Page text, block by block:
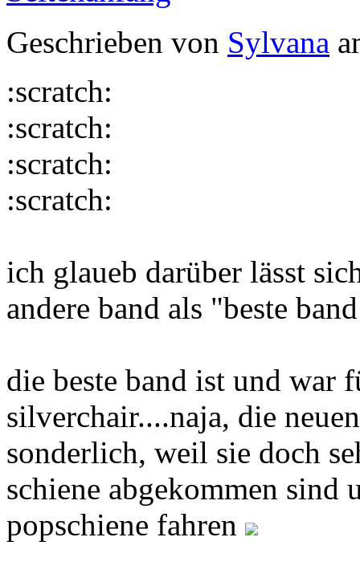
Geschrieben von Sylvana
:scratch:
:scratch:
:scratch:
:scratch:
ich glaueb darüber lässt
andere band als "beste
die beste band ist und war
silverchair....naja, die
sonderlich, weil sie doch
schiene abgekommen sind
popschiene fahren